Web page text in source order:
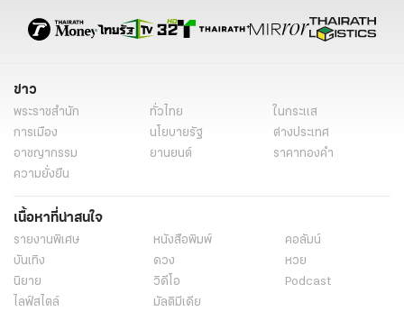
ข่าว
พระราชสำนัก ทั่วไทย
ในกระแส
การเมือง
นโยบายรัฐ
ต่างประเทศ
อาชญากรรม
ยานยนต์
ราคาทองคำ
ความยั่งยืน
เนื้อหาที่น่าสนใจ
รายงานพิเศษ หนังสือพิมพ์
คอลัมน์
บันเทิง
ดวง
หวย
นิยาย
วิดีโอ
Podcast
ไลฟ์สไตล์
มัลติมีเดีย